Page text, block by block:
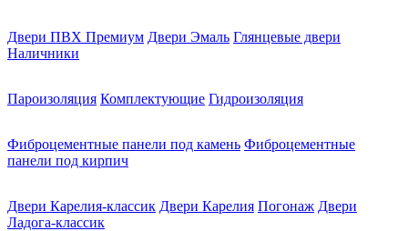
Двери ПВХ Премиум Двери Эмаль Глянцевые двери
Наличники
Пароизоляция Комплектующие Гидроизоляция
Фиброцементные панели под камень Фиброцементные
панели под кирпич
Двери Карелия-классик Двери Карелия Погонаж Двери
Ладога-классик